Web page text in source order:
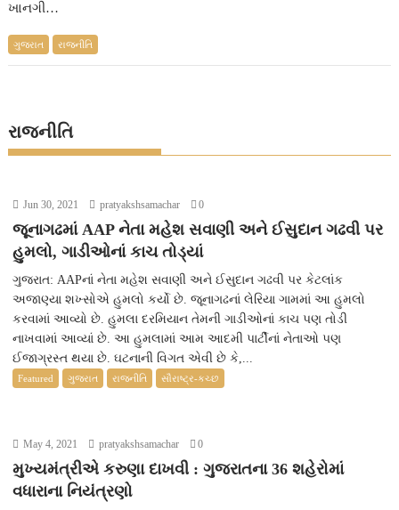
ખાનગી…
ગુજરાત રાજનીતિ
રાજનીતિ
Jun 30, 2021 pratyakshsamachar 0
જૂનાગઢમાં AAP નેતા મહેશ સવાણી અને ઈસુદાન ગઢવી પર
હુમલો, ગાડીઓનાં કાચ તોડ્યાં
ગુજરાત: AAPનાં નેતા મહેશ સવાણી અને ઈસુદાન ગઢવી પર કેટલાંક
અજાણ્યા શખ્સોએ હુમલો કર્યો છે. જૂનાગઢનાં લેરિયા ગામમાં આ હુમલો
કરવામાં આવ્યો છે. હુમલા દરમિયાન તેમની ગાડીઓનાં કાચ પણ તોડી
નાખવામાં આવ્યાં છે. આ હુમલામાં આમ આદમી પાર્ટીનાં નેતાઓ પણ
ઈજાગ્રસ્ત થયા છે. ઘટનાની વિગત એવી છે કે,...
Featured ગુજરાત રાજનીતિ સૌરાષ્ટ્ર-કચ્છ
May 4, 2021 pratyakshsamachar 0
મુખ્યમંત્રીએ કરુણા દાખવી : ગુજરાતના 36 શહેરોમાં
વધારાના નિયંત્રણો